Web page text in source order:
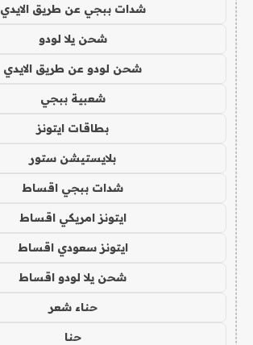
شدات ببجي عن طريق الايدي
شحن يلا لودو
شحن لودو عن طريق الايدي
شعبية ببجي
بطاقات ايتونز
بلايستيشن ستور
شدات ببجي اقساط
ايتونز امريكي اقساط
ايتونز سعودي اقساط
شحن يلا لودو اقساط
حناء شعر
حنا